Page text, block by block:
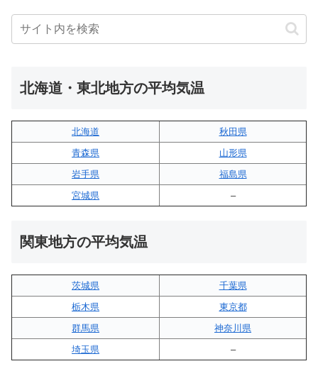
北海道・東北地方の平均気温
北海道
秋田県
青森県
山形県
岩手県
福島県
宮城県
–
関東地方の平均気温
茨城県
千葉県
栃木県
東京都
群馬県
神奈川県
埼玉県
–